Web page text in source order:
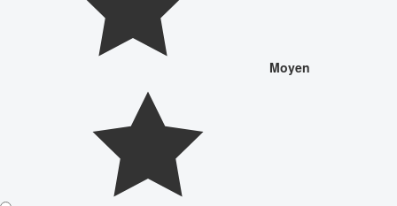
Moyen